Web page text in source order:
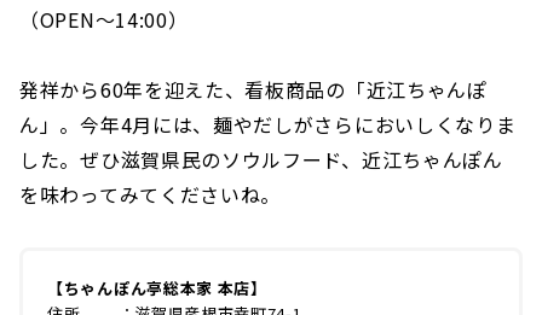
（OPEN〜14:00）
発祥から60年を迎えた、看板商品の「近江ちゃんぽ
ん」。今年4月には、麺やだしがさらにおいしくなりま
した。ぜひ滋賀県民のソウルフード、近江ちゃんぽん
を味わってみてくださいね。
【ちゃんぽん亭総本家 本店】